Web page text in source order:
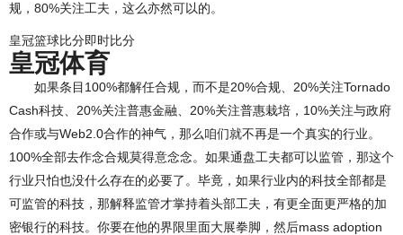
规，80%关注工夫，这么亦然可以的。
皇冠篮球比分即时比分
皇冠体育
如果条目100%都解任合规，而不是20%合规、20%关注Tornado
Cash科技、20%关注普惠金融、20%关注普惠栽培，10%关注与政府
合作或与Web2.0合作的神气，那么咱们就不再是一个真实的行业。
100%全部去作念合规莫得意念念。如果通盘工夫都可以监管，那这个
行业只怕也没什么存在的必要了。毕竟，如果行业内的科技全部都是
可监管的科技，那解释监管才掌持着头部工夫，有更全面更严格的加
密银行的科技。你要在他的界限里面大展拳脚，然后mass adoption